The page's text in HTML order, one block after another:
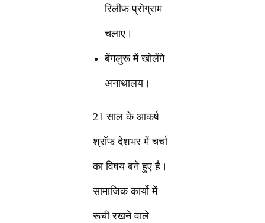
रिलीफ प्रोग्राम
चलाए।
बेंगलुरू में खोलेंगे
अनाथालय।
21 साल के आकर्ष
श्रॉफ देशभर में चर्चा
का विषय बने हुए है।
सामाजिक कार्यो में
रूची रखने वाले